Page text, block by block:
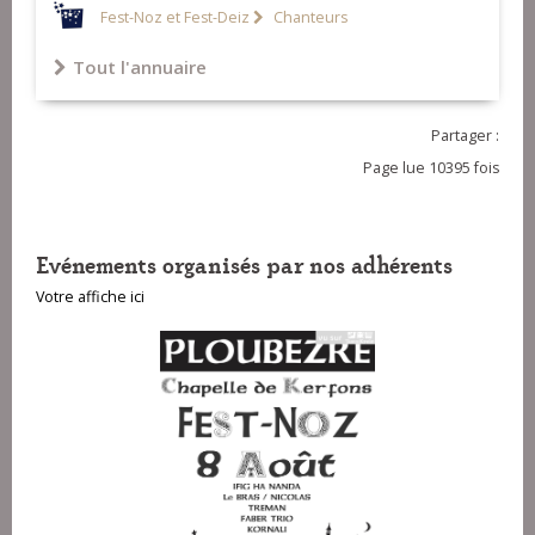
Fest-Noz et Fest-Deiz Chanteurs
Tout l'annuaire
Partager :
Page lue 10395 fois
Evénements organisés par nos adhérents
Votre affiche ici